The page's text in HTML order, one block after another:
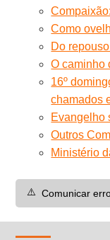
Como
Do
O caminho
16º
chamados
Evangelho
Outros
Ministério
⚠️ Comunicar